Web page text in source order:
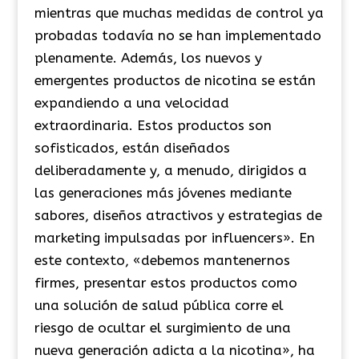
mientras que muchas medidas de control ya
probadas todavía no se han implementado
plenamente. Además, los nuevos y
emergentes productos de nicotina se están
expandiendo a una velocidad
extraordinaria. Estos productos son
sofisticados, están diseñados
deliberadamente y, a menudo, dirigidos a
las generaciones más jóvenes mediante
sabores, diseños atractivos y estrategias de
marketing impulsadas por influencers». En
este contexto, «debemos mantenernos
firmes, presentar estos productos como
una solución de salud pública corre el
riesgo de ocultar el surgimiento de una
nueva generación adicta a la nicotina», ha